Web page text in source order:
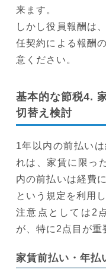
来ます。
しかし役員報酬は
任契約による報酬
意ください。
基本的な節税4.
切替え検討
1年以内の前払い
れは、家賃に限っ
内の前払いは経費
という規定を利用
注意点としては2
が、特に2点目が重
家賃前払い・年払